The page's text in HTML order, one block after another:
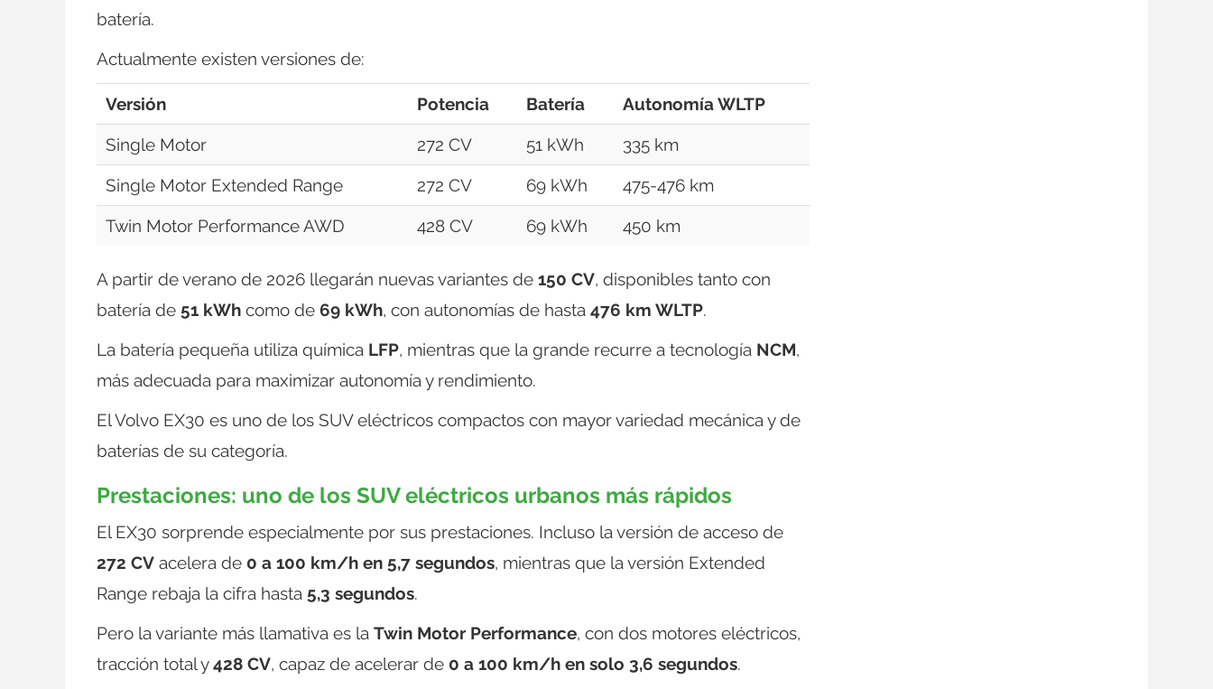
batería.
Actualmente existen versiones de:
Versión Potencia Batería Autonomía WLTP
Single Motor 272 CV 51 kWh 335 km
Single Motor Extended Range 272 CV 69 kWh 475-476 km
Twin Motor Performance AWD 428 CV 69 kWh 450 km
A partir de verano de 2026 llegarán nuevas variantes de 150 CV, disponibles tanto con
batería de 51 kWh como de 69 kWh, con autonomías de hasta 476 km WLTP.
La batería pequeña utiliza química LFP, mientras que la grande recurre a tecnología NCM,
más adecuada para maximizar autonomía y rendimiento.
El Volvo EX30 es uno de los SUV eléctricos compactos con mayor variedad mecánica y de
baterías de su categoría.
Prestaciones: uno de los SUV eléctricos urbanos más rápidos
El EX30 sorprende especialmente por sus prestaciones. Incluso la versión de acceso de
272 CV acelera de 0 a 100 km/h en 5,7 segundos, mientras que la versión Extended
Range rebaja la cifra hasta 5,3 segundos.
Pero la variante más llamativa es la Twin Motor Performance, con dos motores eléctricos,
tracción total y428 CV, capaz de acelerar de 0 a 100 km/h en solo 3,6 segundos.